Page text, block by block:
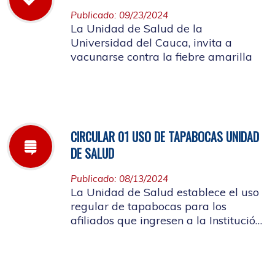
Publicado: 09/23/2024
La Unidad de Salud de la
Universidad del Cauca, invita a
vacunarse contra la fiebre amarilla
CIRCULAR 01 USO DE TAPABOCAS UNIDAD
DE SALUD
Publicado: 08/13/2024
La Unidad de Salud establece el uso
regular de tapabocas para los
afiliados que ingresen a la Institución